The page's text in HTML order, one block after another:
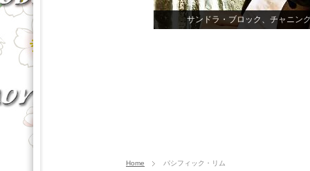
サンドラ・ブロック、チャニン
Home パシフィック・リム